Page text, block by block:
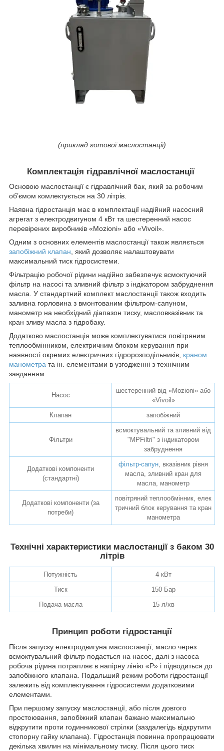
(приклад готової маслостанції)
Комплектація гідравлічної маслостанції
Основою маслостанції є гідравлічний бак, який за робочим
об’ємом комлектується на 30 літрів.
Наявна гідростанція має в комплектації надійний насосний
агрегат з електродвигуном 4 кВт та шестеренний насос
перевірених виробників «Mozioni» або «Vivoil».
Одним з основних елементів маслостанції також являється
запобіжний клапан, який дозволяє налаштовувати
максимальний тиск гідросистеми.
Фільтрацію робочої рідини надійно забезпечує всмоктуючий
фільтр на насосі та зливний фільтр з індікатором забруднення
масла. У стандартний комплект маслостанції також входить
заливна горловина з вмонтованим фільтром-сапуном,
манометр на необхідний діапазон тиску, масловказівник та
кран зливу масла з гідробаку.
Додатково маслостанція може комплектуватися повітряним
теплообмінником, електричним блоком керування при
наявності окремих електричних гідророзподільників, краном
манометра та ін. елементами в узгодженні з технічним
завданням.
Насос
шестеренний від «Mozioni» або
«Vivoil»
Клапан
запобіжний
Фільтри
всмоктувальний та зливний від
"MPFiltri" з індикатором
забруднення
Додаткові компоненти
(стандартні)
фільтр-сапун, вказівник рівня
масла, зливний кран для
масла, манометр
Додаткові компоненти (за
потреби)
повітряний теплообмінник, елек
тричний блок керування та кран
манометра
Технічні характеристики маслостанції з баком 30
літрів
Потужність
4 кВт
Тиск
150 Бар
Подача масла
15 л/хв
Принцип роботи гідростанції
Після запуску електродвигуна маслостанції, масло через
всмоктувальний фільтр подається на насос, далі з насоса
робоча рідина потрапляє в напірну лінію «P» і підводиться до
запобіжного клапана. Подальший режим роботи гідростанції
залежить від комплектування гідросистеми додатковими
елементами.
При першому запуску маслостанції, або після довгого
простоювання, запобіжний клапан бажано максимально
відкрутити проти годинникової стрілки (заздалегідь відкрутити
стопорну гайку клапана). Гідростанція повинна пропрацювати
декілька хвилин на мінімальному тиску. Після цього тиск